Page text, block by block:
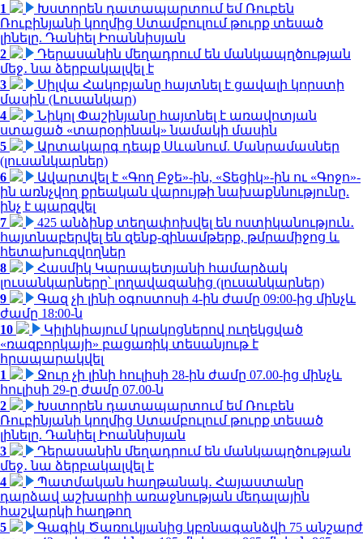
1
Խստորեն դատապարտում եմ Ռուբեն
Ռուբինյանի կողմից Ստամբուլում թուրք տեսած
լինելը. Դանիել Իոաննիսյան
2
Դերասանին մեղադրում են մանկապղծության
մեջ․ նա ձերբակալվել է
3
Սիլվա Հակոբյանը հայտնել է ցավալի կորստի
մասին (Լուսանկար)
4
Նիկոլ Փաշինյանը հայտնել է առավոտյան
ստացած «տարօրինակ» նամակի մասին
5
Արտակարգ դեպք Սևանում. Մանրամասներ
(լուսանկարներ)
6
Ավարտվել է «Գող Բջե»-ին, «Տեցիկ»-ին ու «Գոջո»-
ին առնչվող քրեական վարույթի նախաքննությունը.
ինչ է պարզվել
7
425 անձինք տեղափոխվել են ոստիկանություն․
հայտնաբերվել են զենք-զինամթերք, թմրամիջոց և
հետախուզվողներ
8
Հասմիկ Կարապետյանի համարձակ
լուսանկարները՝ լողավազանից (լուսանկարներ)
9
Գազ չի լինի օգոստոսի 4-ին ժամը 09:00-ից մինչև
ժամը 18:00-ն
10
Կիլիկիայում կրակոցներով ուղեկցված
«ռազբորկայի» բացառիկ տեսանյութ է
հրապարակվել
1
Ջուր չի լինի հուլիսի 28-ին ժամը 07.00-ից մինչև
հուլիսի 29-ը ժամը 07.00-ն
2
Խստորեն դատապարտում եմ Ռուբեն
Ռուբինյանի կողմից Ստամբուլում թուրք տեսած
լինելը. Դանիել Իոաննիսյան
3
Դերասանին մեղադրում են մանկապղծության
մեջ․ նա ձերբակալվել է
4
Պատմական հաղթանակ․ Հայաստանը
դարձավ աշխարհի առաջնության մեդալային
հաշվարկի հաղթող
5
Գագիկ Ծառուկյանից կբռնագանձվի 75 անշարժ